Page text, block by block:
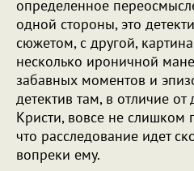
определенное
одной стороны, это
сюжетом, с другой,
несколько ироничной
забавных моментов и
детектив там, в отличие от
Кристи, вовсе не слишком
что расследование идет
вопреки ему.